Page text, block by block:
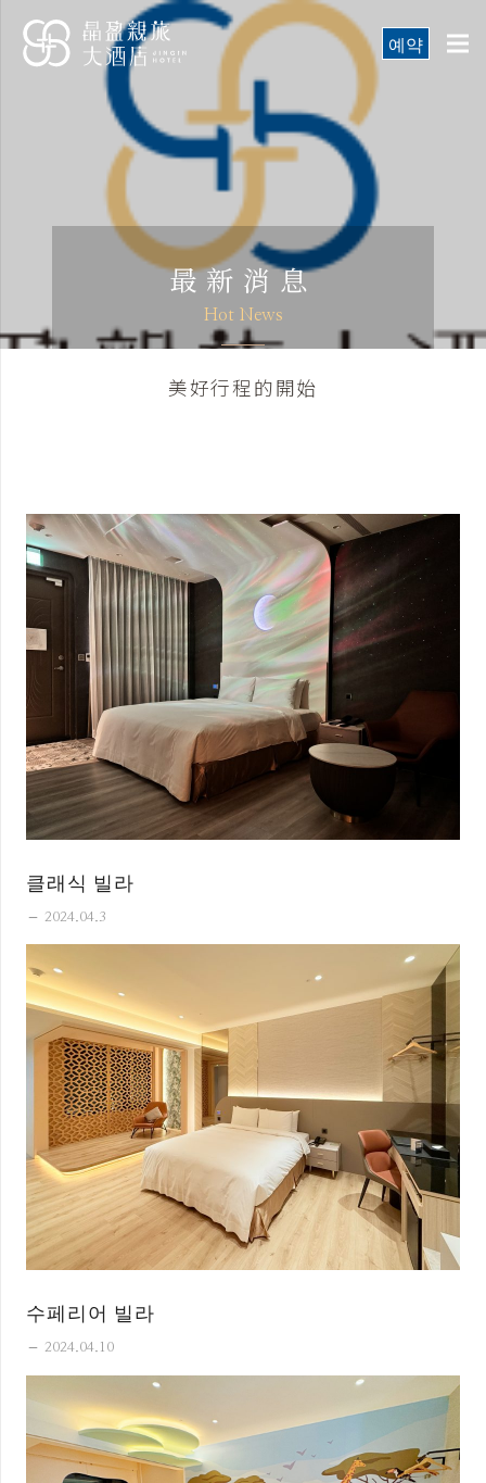
예약
最新消息
Hot News
美好行程的開始
클래식 빌라
remove 2024.04.3
수페리어 빌라
remove 2024.04.10